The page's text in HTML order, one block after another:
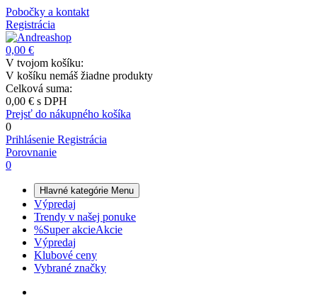
Pobočky a kontakt
Registrácia
0,00 €
V tvojom košíku:
V košíku nemáš žiadne produkty
Celková suma:
0,00 € s DPH
Prejsť do nákupného košíka
0
Prihlásenie Registrácia
Porovnanie
0
Hlavné kategórie Menu
Výpredaj
Trendy v našej ponuke
%Super akcieAkcie
Výpredaj
Klubové ceny
Vybrané značky